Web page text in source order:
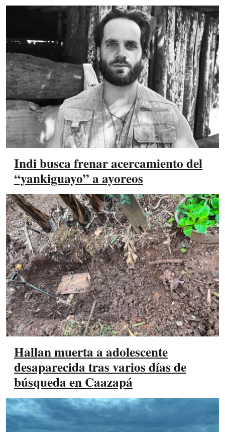
Indi busca frenar acercamiento del
“yankiguayo” a ayoreos
Hallan muerta a adolescente
desaparecida tras varios días de
búsqueda en Caazapá